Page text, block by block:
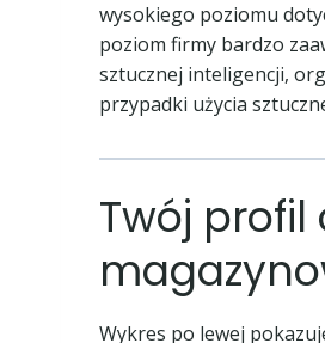
wysokiego poziomu
poziom firmy bardzo
sztucznej inteligencji,
przypadki użycia
Twój
Wykres po lewej